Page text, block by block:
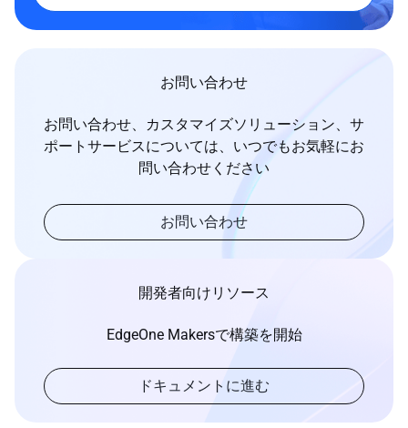
お問い合わせ
お問い合わせ、カスタマイズソリューション、サ
ポートサービスについては、いつでもお気軽にお
問い合わせください
お問い合わせ
開発者向けリソース
EdgeOne Makersで構築を開始
ドキュメントに進む